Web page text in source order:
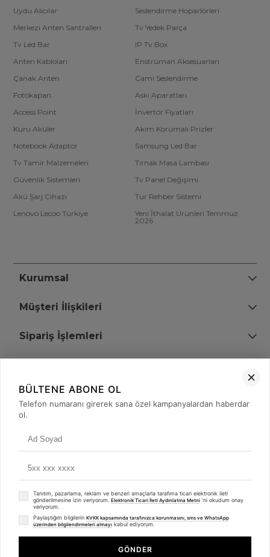
Uydu Alıcılar
Seslendirme Hoparlörleri
Merkezi Anten Santralleri
Tv Yedek Parça
Tv Led Bar
IP Tv Box
Anten Kabloları
Enstrüman Aksesuarları
Çanak Anten
Cami Seslendirme
Fotokapan
Askı Aparatları
Access Point
İnvertör Fiyatları
Kuru Aküler
Akım Korumalı Prizler
Notebook Adaptör
Samsung Led Bar
Tv Tamir Malzemeleri
Tırnak Masa Lambası
Güvenlik Sistemleri
Tv Panel Değişimi
Akü Şarj Cihazı
Tur Rehber Sistemi
Lenovo Lecoo Türkiye
Yeni İthalat Ürünleri Temmuz
2026
Kurumsal
Müşteri İlişkileri
Sipariş İşlemleri
+90 (850) 473 08 08
© 2008 - 2026merterelektronik.com
- Tüm Hakları Saklıdır. Kredi kartı bilgileriniz 256bit SSL sertifikası ile
Whatsapp
BÜLTENE ABONE OL
Telefon numaranı girerek sana özel kampanyalardan haberdar
ol.
Tanıtım, pazarlama, reklam ve benzeri amaçlarla tarafıma ticari elektronik ileti
gönderilmesine izin veriyorum. Elektronik Ticari İleti Aydınlatma Metni 'ni okudum onay
veriyorum.
Paylaştığım bilgilerin KVKK kapsamında tarafınızca korunmasını, sms ve WhatsApp
üzerinden bilgilendirmeleri almayı kabul ediyorum.
GÖNDER